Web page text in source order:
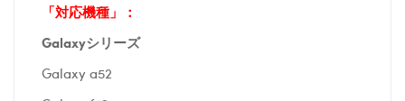
「対応機種」：
Galaxyシリーズ
Galaxy a52